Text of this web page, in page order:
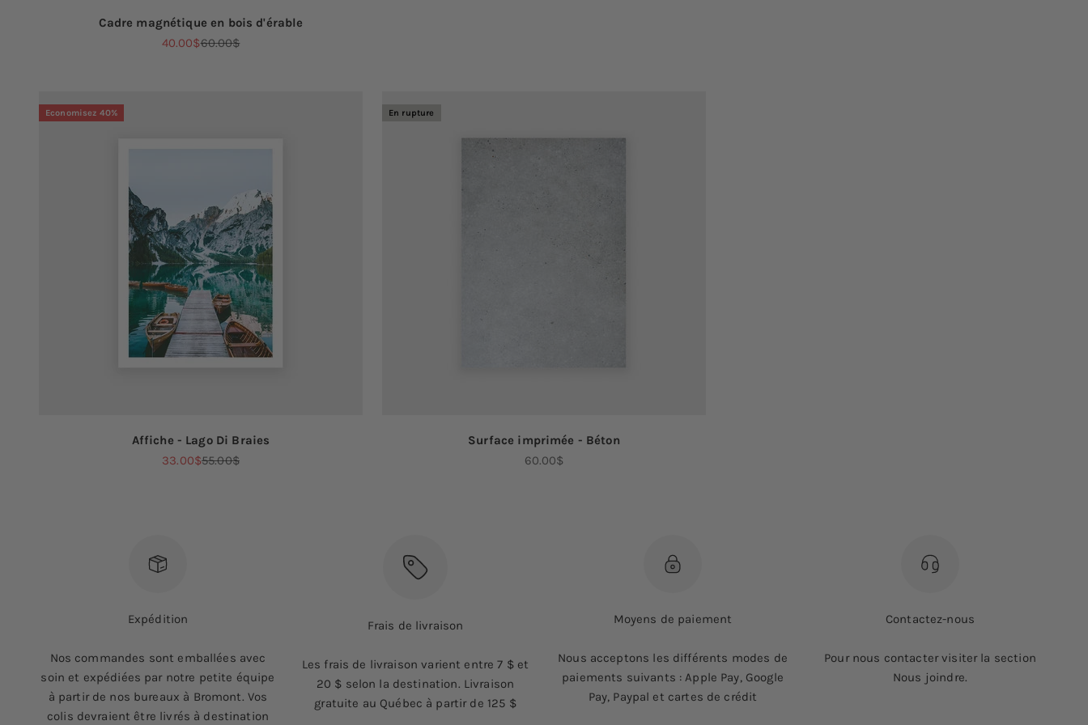
Cadre magnétique en bois d'érable
Prix de vente
40.00$Prix normal
60.00$
Economisez 40%
Affiche - Lago Di Braies
Prix de vente
33.00$Prix normal
55.00$
En rupture
Surface imprimée - Béton
Prix de vente
60.00$
Expédition
Nos commandes sont emballées avec
soin et expédiées par notre petite équipe
à partir de nos bureaux à Bromont. Vos
colis devraient être livrés à destination
Frais de livraison
Les frais de livraison varient entre 7 $ et
20 $ selon la destination. Livraison
gratuite au Québec à partir de 125 $
Moyens de paiement
Nous acceptons les différents modes de
paiements suivants : Apple Pay, Google
Pay, Paypal et cartes de crédit
Contactez-nous
Pour nous contacter visiter la section
Nous joindre.